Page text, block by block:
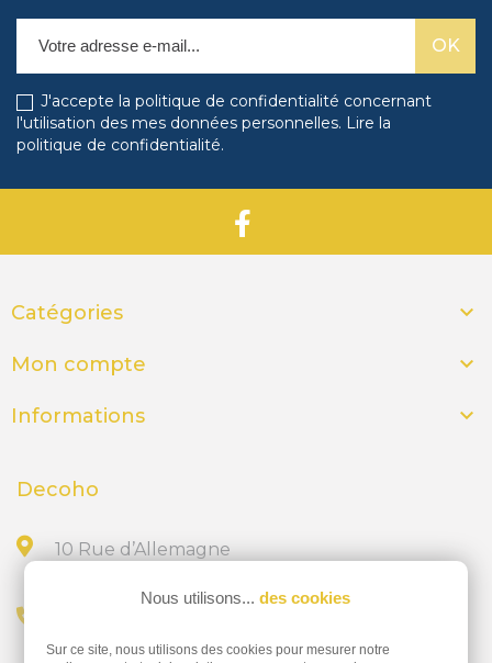
J'accepte la politique de confidentialité concernant
l'utilisation des mes données personnelles. Lire la
politique de confidentialité.
Catégories 
Mon compte 
Informations 
Decoho
10 Rue d’Allemagne
Nous utilisons... des cookies
Sur ce site, nous utilisons des cookies pour mesurer notre